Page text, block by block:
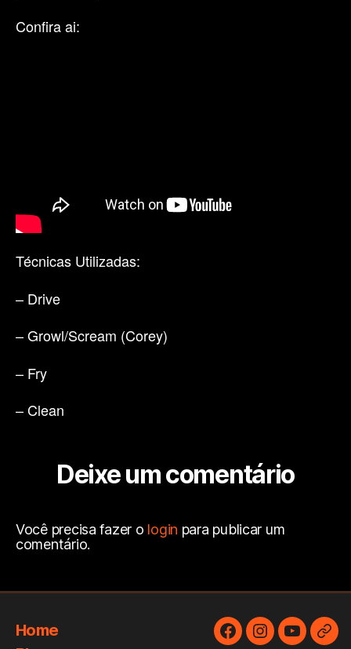
Confira ai:
Técnicas Utilizadas:
– Drive
– Growl/Scream (Corey)
– Fry
– Clean
Deixe um comentário
Você precisa fazer o login para publicar um
comentário.
Home
FacebookInstagram
YouTube